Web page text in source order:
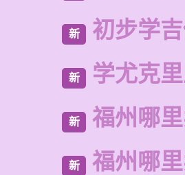
新 初步学
新 学尤克
新 福州哪
新 福州哪